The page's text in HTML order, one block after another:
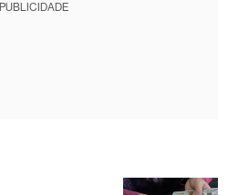
PUBLICIDADE